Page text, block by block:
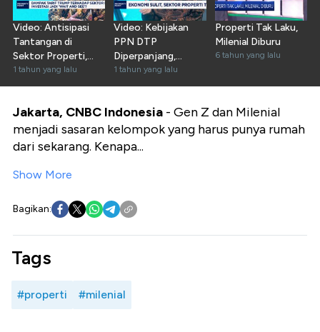
Video: Antisipasi
Tantangan di
Sektor Properti,
Pengembang Harap
Ini
1 tahun yang lalu
Video: Kebijakan
PPN DTP
Diperpanjang,
Pengusaha Ungkap
Dampaknya
1 tahun yang lalu
Properti Tak Laku,
Milenial Diburu
6 tahun yang lalu
Jakarta, CNBC Indonesia - Gen Z dan Milenial
menjadi sasaran kelompok yang harus punya rumah
dari sekarang. Kenapa...
Show More
Bagikan:
Tags
#properti #milenial